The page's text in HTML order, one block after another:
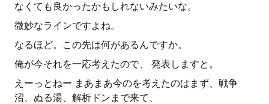
なくても良かったかもしれないみたいな。
微妙なラインですよね。
なるほど。この先は何があるんですか。
俺が今それを一応考えたので、 発表しますと。
えーっとねー まあまあ今のを考えたのはまず、戦争
沼、ぬる湯、解析ドンまで来て、